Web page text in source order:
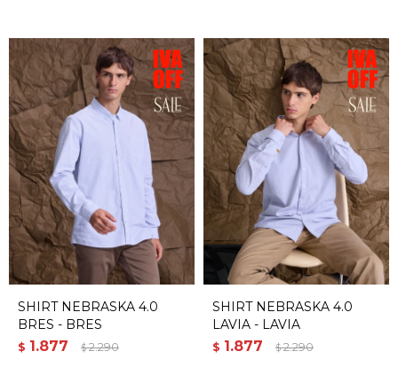
SHIRT NEBRASKA 4.0
BRES - BRES
$ 1.877 $ 2.290
SHIRT NEBRASKA 4.0
LAVIA - LAVIA
$ 1.877 $ 2.290